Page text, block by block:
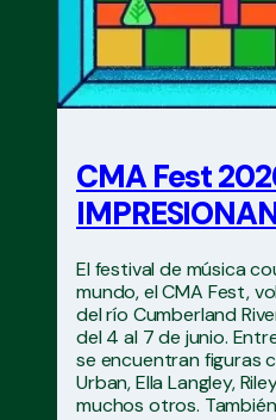
CMA Fest
El festival de música
mundo, el CMA Fest,
del río Cumberland
del 4 al 7 de junio.
se encuentran figuras
Urban, Ella Langley,
muchos otros.